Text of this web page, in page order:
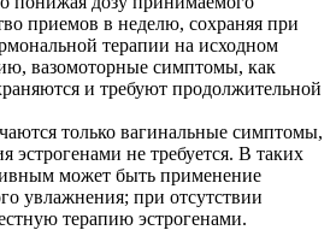
приемов в неделю, сохраняя при
терапии на исходном
вазомоторные симптомы, как
и требуют продолжительной
только вагинальные симптомы,
эстрогенами не требуется. В таких
может быть применение
увлажнения; при отсутствии
терапию эстрогенами.